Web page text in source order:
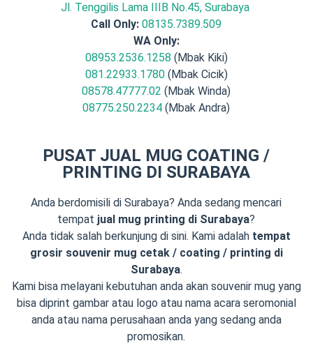
Jl. Tenggilis Lama IIIB No.45, Surabaya
Call Only: 08135.7389.509
WA Only:
08953.2536.1258 (Mbak Kiki)
081.22933.1780(Mbak Cicik)
08578.47777.02 (Mbak Winda)
08775.250.2234 (Mbak Andra)
PUSAT JUAL MUG COATING /
PRINTING DI SURABAYA
Anda berdomisili di Surabaya? Anda sedang mencari
tempat jual mug printing di Surabaya?
Anda tidak salah berkunjung di sini. Kami adalah tempat
grosir souvenir mug cetak / coating / printing di
Surabaya.
Kami bisa melayani kebutuhan anda akan souvenir mug yang
bisa diprint gambar atau logo atau nama acara seromonial
anda atau nama perusahaan anda yang sedang anda
promosikan.